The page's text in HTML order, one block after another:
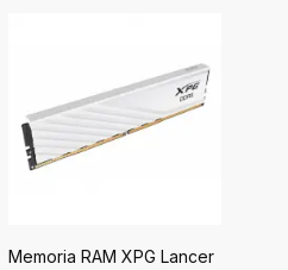
Memoria RAM XPG Lancer